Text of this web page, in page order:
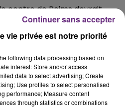
centre de Reims devrait
déclarée, selon les
vie privée est notre priorité
following data processing based on
interest: Store and/or access
data to select advertising; Create
Use profiles to select personalised
performance; Measure content
through statistics or combinations
Continuer sans accepter